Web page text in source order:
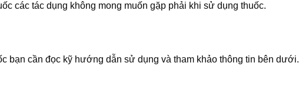
các tác dụng không mong muốn gặp phải khi sử dụng thuốc.
bạn cần đọc kỹ hướng dẫn sử dụng và tham khảo thông tin bên dưới.